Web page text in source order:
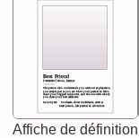
Best Friend
[<NAME>] Noun, feminie
Synonyms: Soulmate, closet confidante, sister at
heart person, life partner in adventure.
The person who understands you without explanation
you accepts just as you are. She's your partner in life's,
chaos your biggest supporter, and the one with whom
you share your best memories.
Affiche de définition